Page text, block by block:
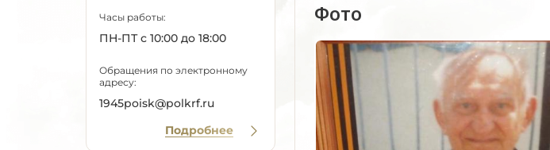
Часы работы:
ПН-ПТ с 10:00 до 18:00
Обращения по электронному
адресу:
1945poisk@polkrf.ru
Подробнее
Фото